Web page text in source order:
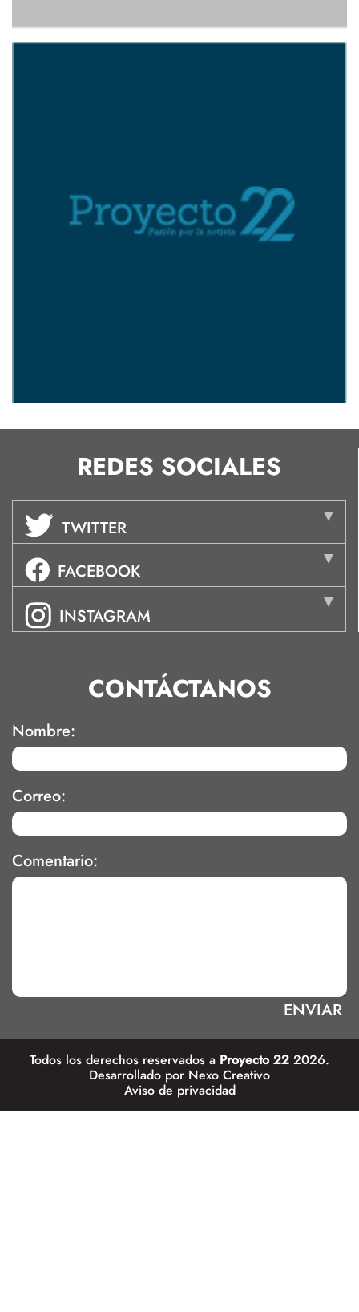
REDES SOCIALES
TWITTER
FACEBOOK
INSTAGRAM
CONTÁCTANOS
Nombre:
Correo:
Comentario:
Todos los derechos reservados a Proyecto 22 2026.
Desarrollado por Nexo Creativo
Aviso de privacidad